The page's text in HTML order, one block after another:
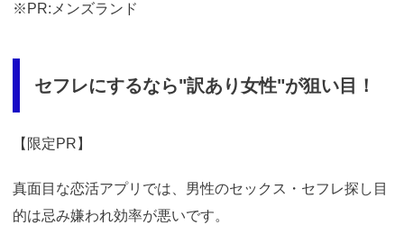
※PR:メンズランド
セフレにするなら"訳あり女性"が狙い目！
【限定PR】
真面目な恋活アプリでは、男性のセックス・セフレ探し目
的は忌み嫌われ効率が悪いです。